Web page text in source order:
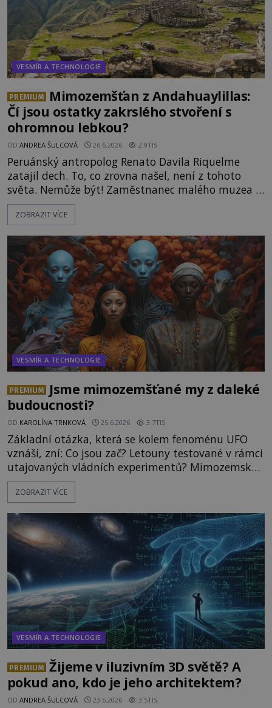
VESMÍR A TECHNOLOGIE
PREMIUM
Mimozemšťan z Andahuaylillas:
Čí jsou ostatky zakrslého stvoření s
ohromnou lebkou?
OD ANDREA ŠULCOVÁ 26.6.2026 2.9TIS
Peruánský antropolog Renato Davila Riquelme
zatajil dech. To, co zrovna našel, není z tohoto
světa. Nemůže být! Zaměstnanec malého muzea v
peruánském městečku Andahuaylillas nedaleko
legendárního Cuzca pomalu sestupuje z posvátné
Právě nalezl ostatky dvou mimozemšťanů! Vědci
nad nálezem kroutí hlavou. Už na
ZOBRAZIT VÍCE
VESMÍR A TECHNOLOGIE
PREMIUM
Jsme mimozemšťané my z daleké
budoucnosti?
OD KAROLÍNA TRNKOVÁ 25.6.2026 3.7TIS
Základní otázka, která se kolem fenoménu UFO
vznáší, zní: Co jsou zač? Letouny testované v rámci
utajovaných vládních experimentů? Mimozemské
vesmírné lodě plnící na Zemi nám neznámý úkol?
Skokani mezi dimenzemi, putující po mostech
možnostech již desítky let vzrušeně diskutují
vědci, ufologo
ZOBRAZIT VÍCE
VESMÍR A TECHNOLOGIE
PREMIUM
Žijeme v iluzivním 3D světě? A
pokud ano, kdo je jeho architektem?
OD ANDREA ŠULCOVÁ 23.6.2026 3.5TIS